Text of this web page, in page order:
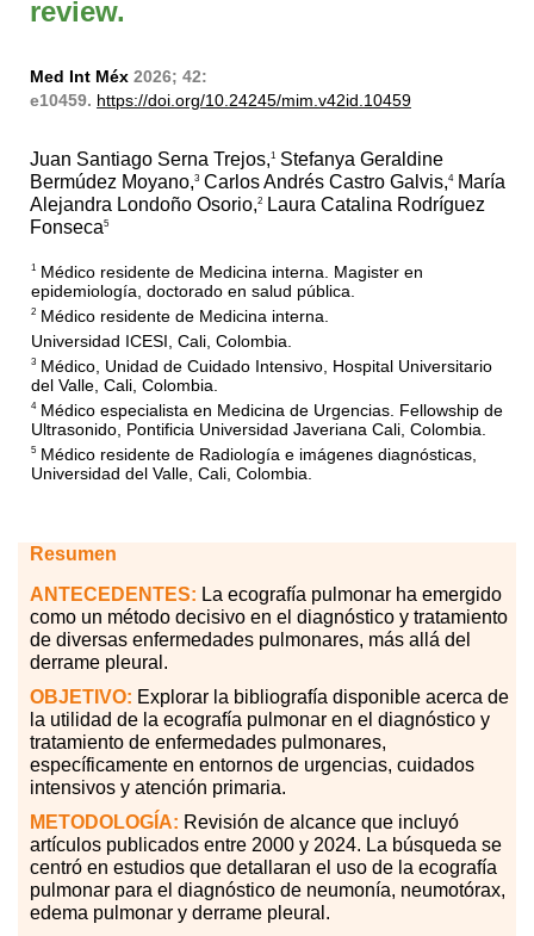
review.
Med Int Méx 2026; 42:
e10459. https://doi.org/10.24245/mim.v42id.10459
Juan Santiago Serna Trejos,1 Stefanya Geraldine
Bermúdez Moyano,3 Carlos Andrés Castro Galvis,4María
Alejandra Londoño Osorio,2
Laura Catalina Rodríguez
Fonseca5
1 Médico residente de Medicina interna. Magister en
epidemiología, doctorado en salud pública.
2 Médico residente de Medicina interna.
Universidad ICESI, Cali, Colombia.
3 Médico, Unidad de Cuidado Intensivo, Hospital Universitario
del Valle, Cali, Colombia.
4Médico especialista en Medicina de Urgencias. Fellowship de
Ultrasonido, Pontificia Universidad Javeriana Cali, Colombia.
5 Médico residente de Radiología e imágenes diagnósticas,
Universidad del Valle, Cali, Colombia.
Resumen
ANTECEDENTES: La ecografía pulmonar ha emergido
como un método decisivo en el diagnóstico y tratamiento
de diversas enfermedades pulmonares, más allá del
derrame pleural.
OBJETIVO: Explorar la bibliografía disponible acerca de
la utilidad de la ecografía pulmonar en el diagnóstico y
tratamiento de enfermedades pulmonares,
específicamente en entornos de urgencias, cuidados
intensivos y atención primaria.
METODOLOGÍA: Revisión de alcance que incluyó
artículos publicados entre 2000 y 2024. La búsqueda se
centró en estudios que detallaran el uso de la ecografía
pulmonar para el diagnóstico de neumonía, neumotórax,
edema pulmonar y derrame pleural.